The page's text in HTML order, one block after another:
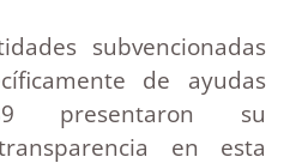
subvencionadas
de ayudas
presentaron su
en esta